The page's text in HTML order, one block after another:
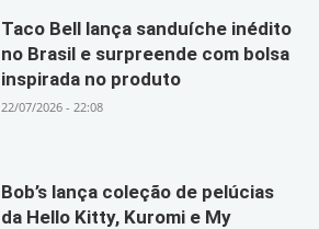
Taco Bell lança sanduíche inédito
no Brasil e surpreende com bolsa
inspirada no produto
22/07/2026 - 22:08
Bob’s lança coleção de pelúcias
da Hello Kitty, Kuromi e My